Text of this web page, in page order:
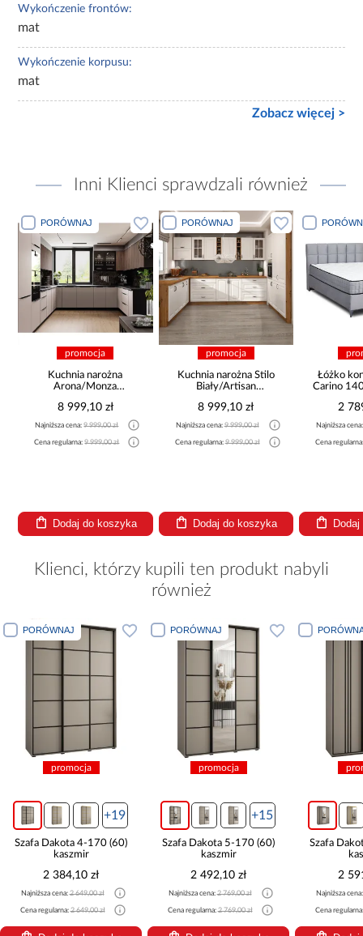
Wykończenie frontów:
mat
Wykończenie korpusu:
mat
Zobacz więcej >
Inni Klienci sprawdzali również
PORÓWNAJ
promocja
Kuchnia narożna
Arona/Monza
8 999,10 zł
Najniższa cena:9 999,00 zł
Cena regularna:9 999,00 zł
Dodaj do koszyka
PORÓWNAJ
promocja
Kuchnia narożna Stilo
Biały/Artisan
8 999,10 zł
Najniższa cena:9 999,00 zł
Cena regularna:9 999,00 zł
Dodaj do koszyka
Łóżko
Carino
2
Najniższa
Cena
Klienci, którzy kupili ten produkt nabyli
również
PORÓWNAJ
promocja
+19
Szafa Dakota 4-170 (60)
kaszmir
2 384,10 zł
Najniższa cena:2 649,00 zł
Cena regularna:2 649,00 zł
PORÓWNAJ
promocja
+15
Szafa Dakota 5-170 (60)
kaszmir
2 492,10 zł
Najniższa cena:2 769,00 zł
Cena regularna:2 769,00 zł
Szafa
2
Najniższa
Cena